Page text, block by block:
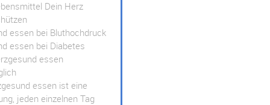
Dein Herz
essen bei Bluthochdruck
essen bei Diabetes
essen
essen ist eine
jeden einzelnen Tag